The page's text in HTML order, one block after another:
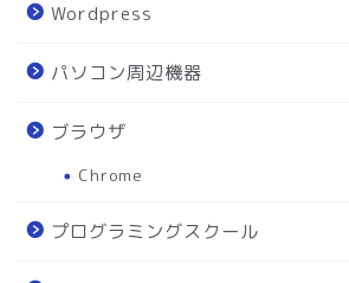
Wordpress
パソコン周辺機器
ブラウザ
Chrome
プログラミングスクール